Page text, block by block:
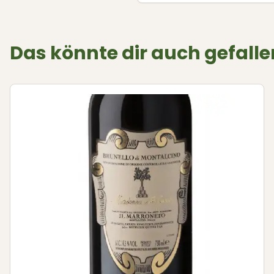
Das könnte dir auch